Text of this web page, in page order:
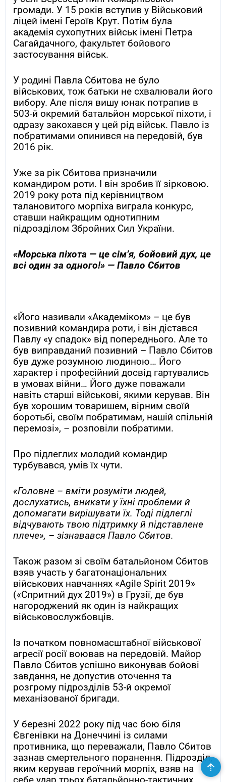
громади. У 15 років вступив у Військовий
ліцей імені Героїв Крут. Потім була
академія сухопутних військ імені Петра
Сагайдачного, факультет бойового
застосування військ.
У родині Павла Сбитова не було
військових, тож батьки не схвалювали його
вибору. Але після вишу юнак потрапив в
503-й окремий батальйон морської піхоти, і
одразу закохався у цей рід військ. Павло із
побратимами опинився на передовій, був
2016 рік.
Уже за рік Сбитова призначили
командиром роти. І він зробив її зірковою.
2019 року рота під керівництвом
талановитого морпіха виграла конкурс,
ставши найкращим однотипним
підрозділом Збройних Сил України.
«Морська піхота — це сім’я, бойовий дух, це
всі один за одного!» — Павло Сбитов
«Його називали «Академіком» – це був
позивний командира роти, і він дістався
Павлу «у спадок» від попереднього. Але то
був виправданий позивний – Павло Сбитов
був дуже розумною людиною… Його
характер і професійний досвід гартувались
в умовах війни… Його дуже поважали
навіть старші військові, якими керував. Він
був хорошим товаришем, вірним своїй
боротьбі, своїм побратимам, нашій спільній
перемозі», – розповіли побратими.
Про підлеглих молодий командир
турбувався, умів їх чути.
«Головне – вміти розуміти людей,
дослухатись, вникати у їхні проблеми й
допомагати вирішувати їх. Тоді підлеглі
відчувають твою підтримку й підставлене
плече», – зізнавався Павло Сбитов.
Також разом зі своїм батальйоном Сбитов
взяв участь у багатонаціональних
військових навчаннях «Agile Spirit 2019»
(«Спритний дух 2019») в Грузії, де був
нагороджений як один із найкращих
військовослужбовців.
Із початком повномасштабної військової
агресії росії воював на передовій. Майор
Павло Сбитов успішно виконував бойові
завдання, не допустив оточення та
розгрому підрозділів 53-й окремої
механізованої бригади.
У березні 2022 року під час бою біля
Євгенівки на Донеччині із силами
противника, що переважали, Павло Сбитов
зазнав смертельного поранення. Підрозділ,
яким керував героїчний морпіх, взяв на